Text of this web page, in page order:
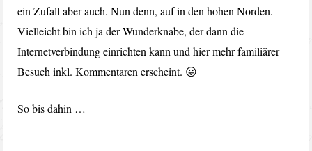
ein Zufall aber auch. Nun denn, auf in den hohen Norden.
Vielleicht bin ich ja der Wunderknabe, der dann die
Internetverbindung einrichten kann und hier mehr familiärer
Besuch inkl. Kommentaren erscheint. 😛
So bis dahin …